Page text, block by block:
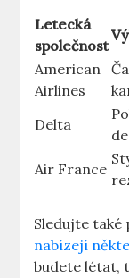
Letecká
společnost
American
Airlines
Delta
Air France
Sledujte
nabízejí
budete létat,